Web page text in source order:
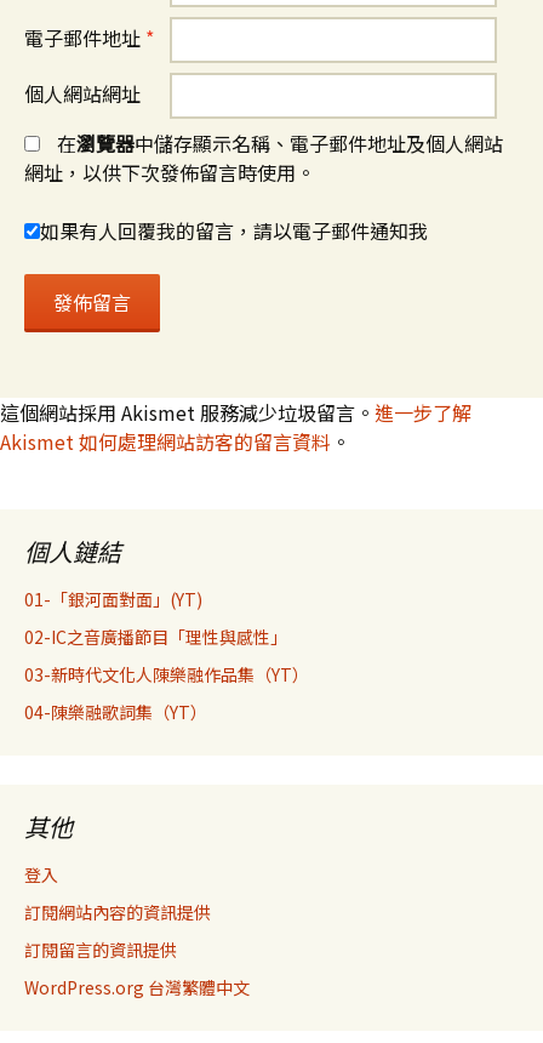
電子郵件地址 *
個人網站網址
在瀏覽器中儲存顯示名稱、電子郵件地址及個人網站
網址，以供下次發佈留言時使用。
如果有人回覆我的留言，請以電子郵件通知我
這個網站採用 Akismet 服務減少垃圾留言。 進一步了解
Akismet 如何處理網站訪客的留言資料 。
個人鏈結
01-「銀河面對面」(YT)
02-IC之音廣播節目「理性與感性」
03-新時代文化人陳樂融作品集（YT）
04-陳樂融歌詞集（YT）
其他
登入
訂閱網站內容的資訊提供
訂閱留言的資訊提供
WordPress.org 台灣繁體中文